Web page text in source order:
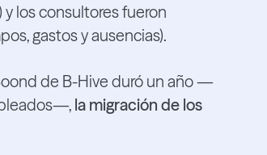
y los consultores fueron
gastos y ausencias).
de B-Hive duró un año —
la migración de los